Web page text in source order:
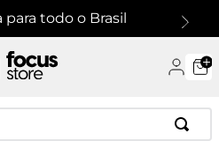
para todo o Brasil